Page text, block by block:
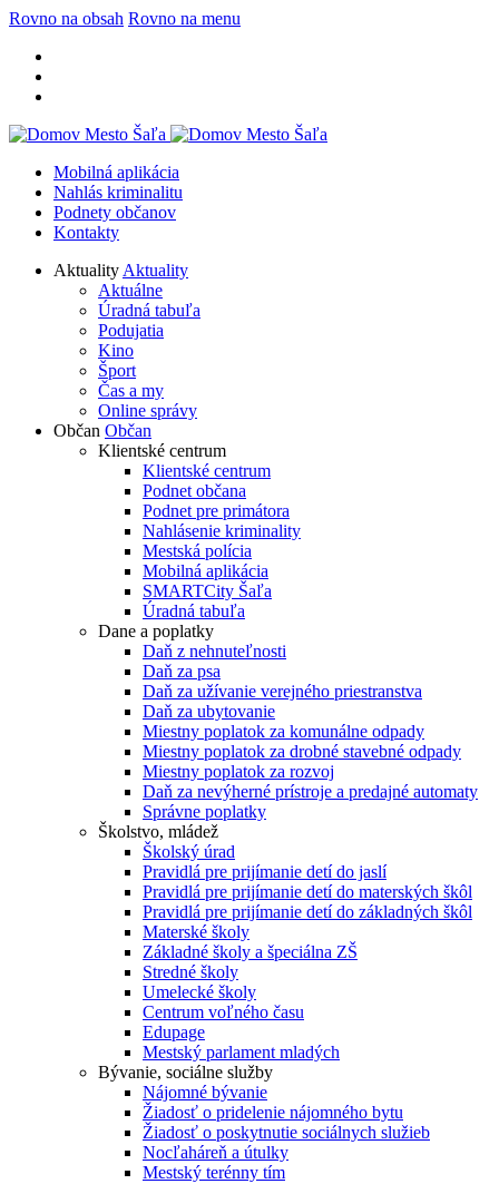
Rovno na obsah Rovno na menu
Mobilná aplikácia
Nahlás kriminalitu
Podnety občanov
Kontakty
Aktuality Aktuality
Aktuálne
Úradná tabuľa
Podujatia
Kino
Šport
Čas a my
Online správy
Občan Občan
Klientské centrum
Klientské centrum
Podnet občana
Podnet pre primátora
Nahlásenie kriminality
Mestská polícia
Mobilná aplikácia
SMARTCity Šaľa
Úradná tabuľa
Dane a poplatky
Daň z nehnuteľnosti
Daň za psa
Daň za užívanie verejného priestranstva
Daň za ubytovanie
Miestny poplatok za komunálne odpady
Miestny poplatok za drobné stavebné odpady
Miestny poplatok za rozvoj
Daň za nevýherné prístroje a predajné automaty
Správne poplatky
Školstvo, mládež
Školský úrad
Pravidlá pre prijímanie detí do jaslí
Pravidlá pre prijímanie detí do materských škôl
Pravidlá pre prijímanie detí do základných škôl
Materské školy
Základné školy a špeciálna ZŠ
Stredné školy
Umelecké školy
Centrum voľného času
Edupage
Mestský parlament mladých
Bývanie, sociálne služby
Nájomné bývanie
Žiadosť o pridelenie nájomného bytu
Žiadosť o poskytnutie sociálnych služieb
Nocľaháreň a útulky
Mestský terénny tím